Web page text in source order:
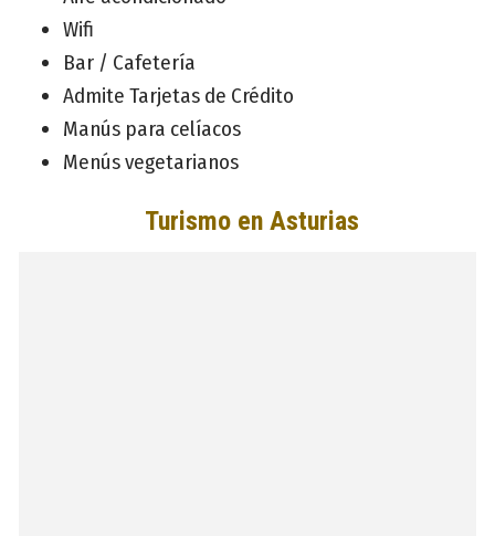
Wifi
Bar / Cafetería
Admite Tarjetas de Crédito
Manús para celíacos
Menús vegetarianos